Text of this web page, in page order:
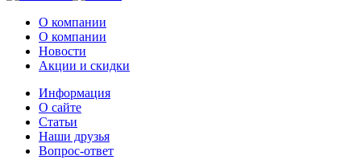
О компании
О компании
Новости
Акции и скидки
Информация
О сайте
Статьи
Наши друзья
Вопрос-ответ